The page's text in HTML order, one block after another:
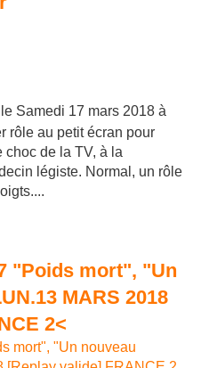
Samedi 17 mars 2018 à
rôle au petit écran pour
choc de la TV, à la
légiste. Normal, un rôle
"Poids mort", "Un
MARS 2018
2<